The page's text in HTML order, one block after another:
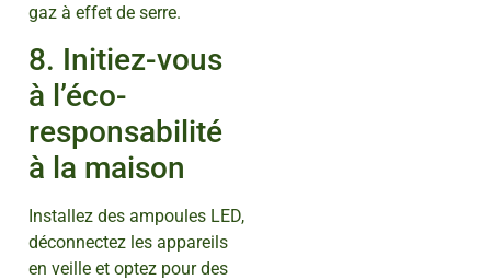
gaz à effet de serre.
8. Initiez-vous
à l’éco-
responsabilité
à la maison
Installez des ampoules LED,
déconnectez les appareils
en veille et optez pour des